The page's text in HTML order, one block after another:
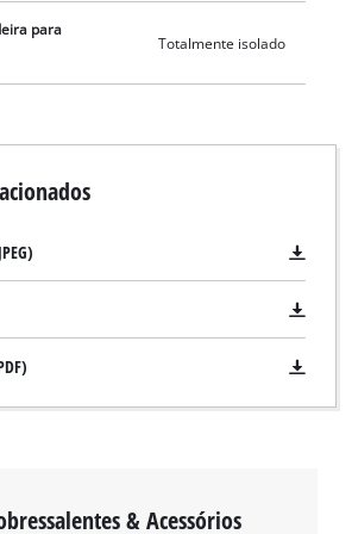
para
Totalmente isolado
& Acessórios